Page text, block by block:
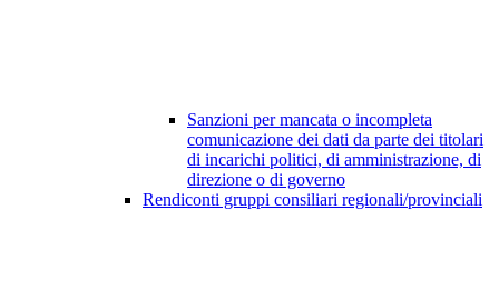
Sanzioni per mancata o incompleta
comunicazione dei dati da parte dei titolari
di incarichi politici, di amministrazione, di
direzione o di governo
Rendiconti gruppi consiliari regionali/provinciali